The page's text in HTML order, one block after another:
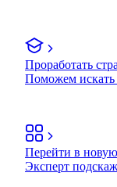
Проработать
Поможем искать
Перейти в
Эксперт